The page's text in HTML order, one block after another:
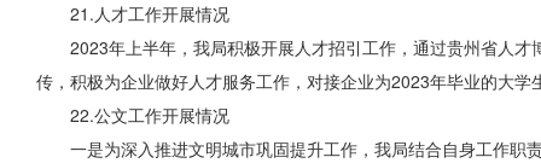
21.人才工作开展情况
2023年上半年，我局积极开展人才招引工作，通过贵州省人
传，积极为企业做好人才服务工作，对接企业为2023年毕业的大学
22.公文工作开展情况
一是为深入推进文明城市巩固提升工作，我局结合自身工作职